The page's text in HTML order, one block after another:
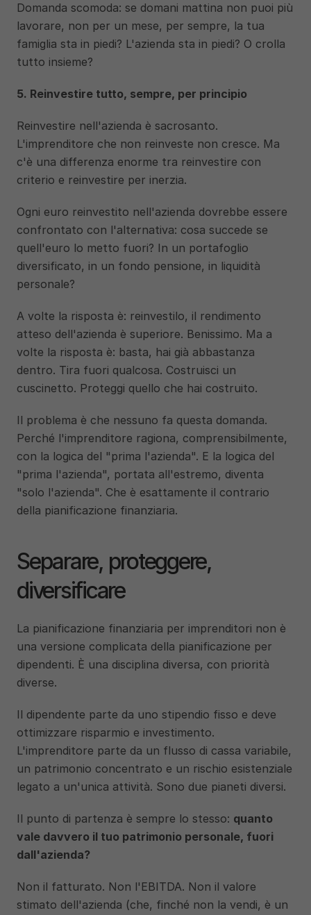
Domanda scomoda: se domani mattina non puoi più
lavorare, non per un mese, per sempre, la tua
famiglia sta in piedi? L'azienda sta in piedi? O crolla
tutto insieme?
5. Reinvestire tutto, sempre, per principio
Reinvestire nell'azienda è sacrosanto.
L'imprenditore che non reinveste non cresce. Ma
c'è una differenza enorme tra reinvestire con
criterio e reinvestire per inerzia.
Ogni euro reinvestito nell'azienda dovrebbe essere
confrontato con l'alternativa: cosa succede se
quell'euro lo metto fuori? In un portafoglio
diversificato, in un fondo pensione, in liquidità
personale?
A volte la risposta è: reinvestilo, il rendimento
atteso dell'azienda è superiore. Benissimo. Ma a
volte la risposta è: basta, hai già abbastanza
dentro. Tira fuori qualcosa. Costruisci un
cuscinetto. Proteggi quello che hai costruito.
Il problema è che nessuno fa questa domanda.
Perché l'imprenditore ragiona, comprensibilmente,
con la logica del "prima l'azienda". E la logica del
"prima l'azienda", portata all'estremo, diventa
"solo l'azienda". Che è esattamente il contrario
della pianificazione finanziaria.
Separare, proteggere,
diversificare
La pianificazione finanziaria per imprenditori non è
una versione complicata della pianificazione per
dipendenti. È una disciplina diversa, con priorità
diverse.
Il dipendente parte da uno stipendio fisso e deve
ottimizzare risparmio e investimento.
L'imprenditore parte da un flusso di cassa variabile,
un patrimonio concentrato e un rischio esistenziale
legato a un'unica attività. Sono due pianeti diversi.
Il punto di partenza è sempre lo stesso: quanto
vale davvero il tuo patrimonio personale, fuori
dall'azienda?
Non il fatturato. Non l'EBITDA. Non il valore
stimato dell'azienda (che, finché non la vendi, è un